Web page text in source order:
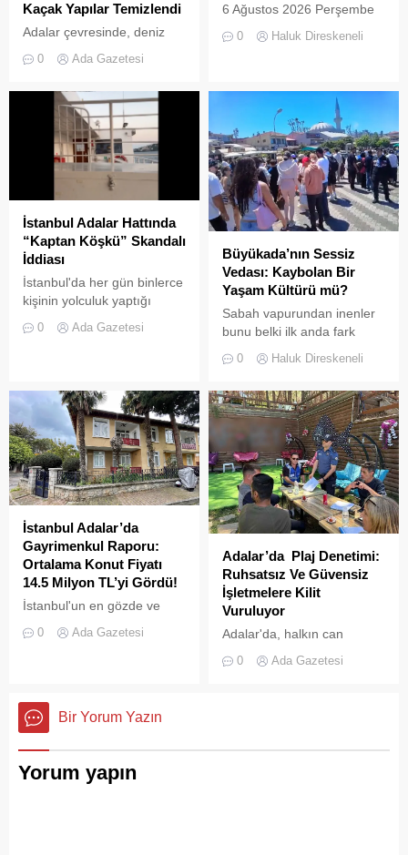
Kaçak Yapılar Temizlendi
Adalar çevresinde, deniz
çevre kirliliğine neden olan
geniş çaplı bir temizlik ve
denetim operasyonu
gerçekleştirildi.
0 Ada Gazetesi
6 Ağustos 2026 Perşembe
14:00 sularında Büyükada
şölenlerinden biri yaşandı.
0 Haluk Direskeneli
İstanbul Adalar Hattında
“Kaptan Köşkü” Skandalı
İddiası
İstanbul'da her gün binlerce
kişinin yolculuk yaptığı
görüntüler "bu kadarına da
0 Ada Gazetesi
Büyükada’nın Sessiz
Vedası: Kaybolan Bir
Yaşam Kültürü mü?
Sabah vapurundan inenler
bunu belki ilk anda fark
Büyükada’yı elli, altmış yıldır
ve adımları değişti
0 Haluk Direskeneli
İstanbul Adalar’da
Gayrimenkul Raporu:
Ortalama Konut Fiyatı
14.5 Milyon TL’yi Gördü!
İstanbul'un en gözde ve
olan Adalar ilçesinde,
0 Ada Gazetesi
Adalar’da Plaj Denetimi:
Ruhsatsız Ve Güvensiz
İşletmelere Kilit
Vuruluyor
Adalar'da, halkın can
haksız işgallerin önüne
0 Ada Gazetesi
Bir Yorum Yazın
Yorum yapın